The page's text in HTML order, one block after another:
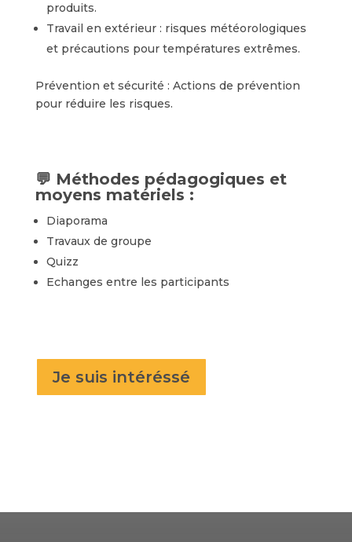
produits.
Travail en extérieur : risques météorologiques
et précautions pour températures extrêmes.
Prévention et sécurité : Actions de prévention
pour réduire les risques.
💬 Méthodes pédagogiques et
moyens matériels :
Diaporama
Travaux de groupe
Quizz
Echanges entre les participants
Je suis intéréssé